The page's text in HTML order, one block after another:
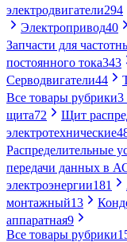
электродвигатели294
Электропривод40
Запчасти для
постоянного тока343
Серводвигатели44
Все товары рубрики3
щита72 Щит
электротехнические
Распределительные
передачи данных в
электроэнергии181
монтажный13
аппаратная9
Все товары рубрики